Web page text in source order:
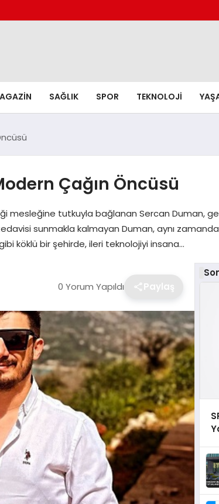
SAĞLIK SPOR TEKNOLOJI
Çağın Öncüsü
mesleğine tutkuyla bağlanan Sercan Duman,
sunmakla kalmayan Duman, aynı
köklü bir şehirde, ileri teknolojiyi insana…
0 Yorum Yapıldı Paylaş